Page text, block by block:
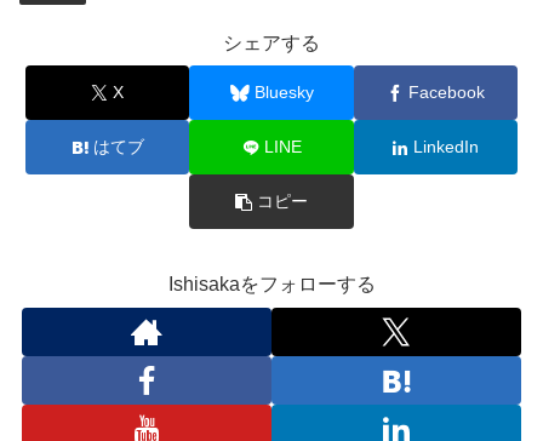
シェアする
X Bluesky Facebook
はてブ LINE LinkedIn
コピー
Ishisakaをフォローする